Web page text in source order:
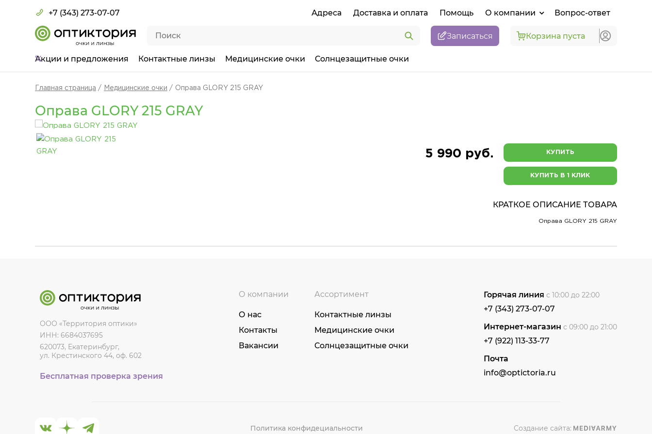
+7 (343) 273-07-07 Адреса Доставка и оплата Помощь О компании Вопрос-ответ
Записаться Корзина пуста
Акции и предложения Контактные линзы Медицинские очки Солнцезащитные очки
Главная страница Медицинские очки Оправа GLORY 215 GRAY
Оправа GLORY 215 GRAY
5 990 руб. КУПИТЬ
КУПИТЬ В 1 КЛИК
КРАТКОЕ ОПИСАНИЕ ТОВАРА
Оправа GLORY 215 GRAY
ООО «Территория оптики»
ИНН: 6684037695
620073, Екатеринбург,
ул. Крестинского 44, оф. 602
Бесплатная проверка зрения
О компании
О нас
Контакты
Вакансии
Ассортимент
Контактные линзы
Медицинские очки
Солнцезащитные очки
Горячая линия с 10:00 до 22:00
+7 (343) 273-07-07
Интернет-магазин с 09:00 до 21:00
+7 (922) 113-33-77
Почта
info@optictoria.ru
Политика конфидециальности Создание сайта: